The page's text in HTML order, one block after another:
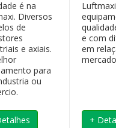
é na
Diversos
de
e axiais.
para
ou
e com
em
+